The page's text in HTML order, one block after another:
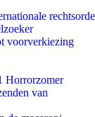
rechtsorde
voorverkiezing
Horrorzomer
van